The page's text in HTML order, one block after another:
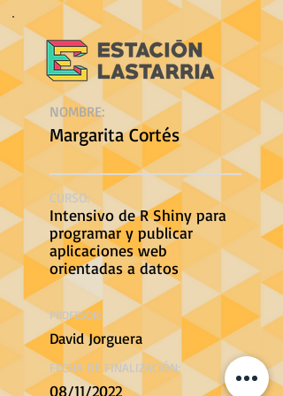
NOMBRE:
Margarita Cortés
CURSO:
Intensivo de R Shiny para
programar y publicar
aplicaciones web
orientadas a datos
PROFESOR:
David Jorguera
FECHA DE FINALIZACIÓN:
08/11/2022